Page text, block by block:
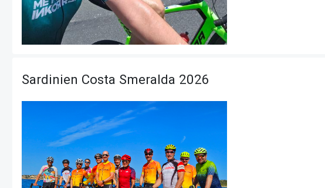
Sardinien Costa Smeralda 2026